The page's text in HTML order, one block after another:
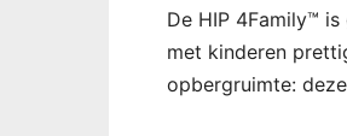
De HIP 4Family™
met kinderen
opbergruimte: